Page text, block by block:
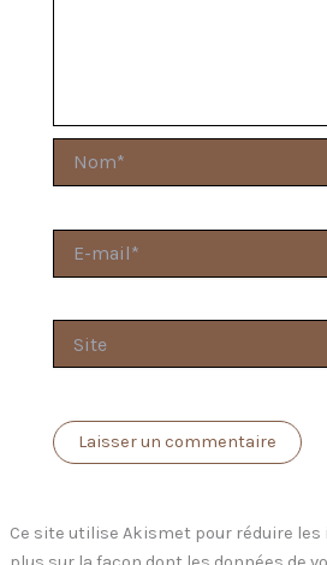
mail*
Ce site utilise Akismet pour réduire les